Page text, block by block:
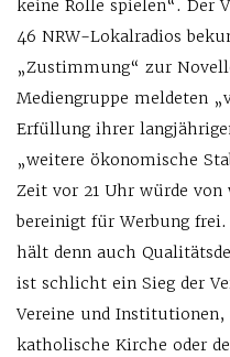
keine Rolle spielen“. Der
46 NRW-Lokalradios
„Zustimmung“ zur
Mediengruppe meldeten
Erfüllung ihrer
„weitere ökonomische
Zeit vor 21 Uhr würde von
bereinigt für Werbung
hält denn auch
ist schlicht ein Sieg der
Vereine und Institutionen,
katholische Kirche oder